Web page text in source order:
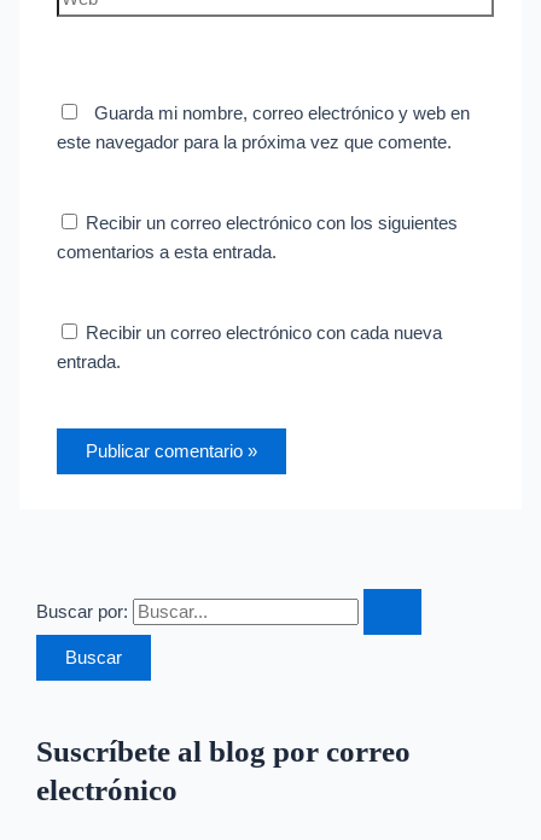
Guarda mi nombre, correo electrónico y web en
este navegador para la próxima vez que comente.
Recibir un correo electrónico con los siguientes
comentarios a esta entrada.
Recibir un correo electrónico con cada nueva
entrada.
Buscar por:
Suscríbete al blog por correo
electrónico